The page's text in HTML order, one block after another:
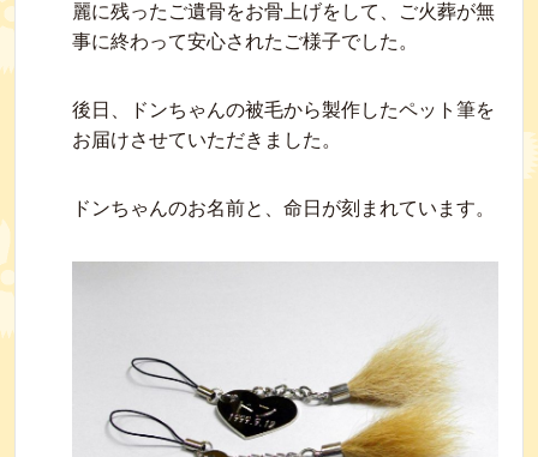
麗に残ったご遺骨をお骨上げをして、ご火葬が無
事に終わって安心されたご様子でした。
後日、ドンちゃんの被毛から製作したペット筆を
お届けさせていただきました。
ドンちゃんのお名前と、命日が刻まれています。